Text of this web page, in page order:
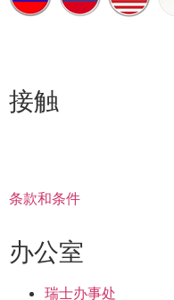
接触
条款和条件
办公室
瑞士办事处